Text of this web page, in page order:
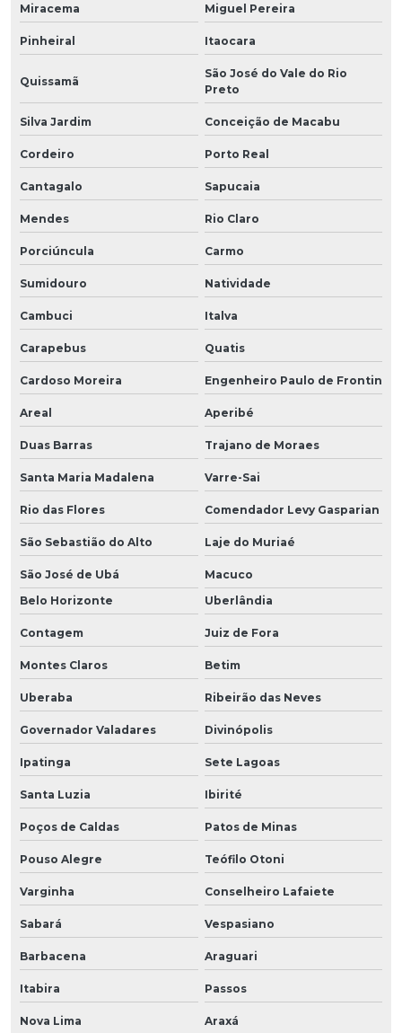
Miracema Miguel Pereira
Pinheiral Itaocara
Quissamã
São José do Vale do Rio
Preto
Silva Jardim Conceição de Macabu
Cordeiro Porto Real
Cantagalo Sapucaia
Mendes Rio Claro
Porciúncula Carmo
Sumidouro Natividade
Cambuci Italva
Carapebus Quatis
Cardoso Moreira Engenheiro Paulo de Frontin
Areal Aperibé
Duas Barras Trajano de Moraes
Santa Maria Madalena Varre-Sai
Rio das Flores Comendador Levy Gasparian
São Sebastião do Alto Laje do Muriaé
São José de Ubá
Macuco
Belo Horizonte
Uberlândia
Contagem Juiz de Fora
Montes Claros Betim
Uberaba Ribeirão das Neves
Governador Valadares Divinópolis
Ipatinga Sete Lagoas
Santa Luzia Ibirité
Poços de Caldas Patos de Minas
Pouso Alegre Teófilo Otoni
Varginha Conselheiro Lafaiete
Sabará Vespasiano
Barbacena Araguari
Itabira Passos
Nova Lima Araxá